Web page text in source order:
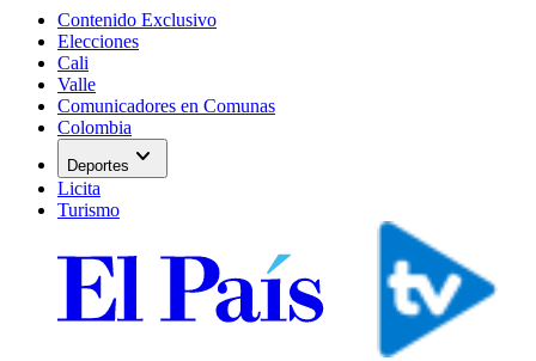
Contenido Exclusivo
Elecciones
Cali
Valle
Comunicadores en Comunas
Colombia
Deportes expand_more
Licita
Turismo